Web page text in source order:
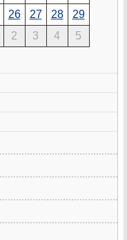
26 27 28
29
2 3 4 5